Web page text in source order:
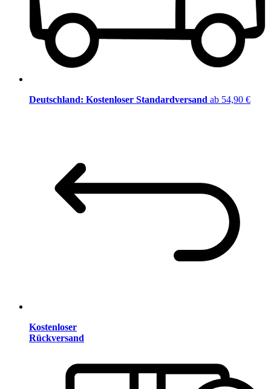
Deutschland: Kostenloser Standardversand ab 54,90 €
Kostenloser
Rückversand